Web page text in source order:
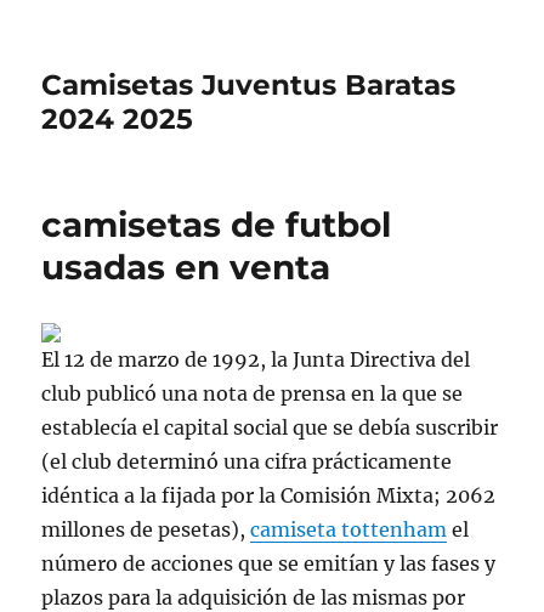
Camisetas Juventus Baratas
2024 2025
camisetas de futbol
usadas en venta
El 12 de marzo de 1992, la Junta Directiva del
club publicó una nota de prensa en la que se
establecía el capital social que se debía suscribir
(el club determinó una cifra prácticamente
idéntica a la fijada por la Comisión Mixta; 2062
millones de pesetas),camiseta tottenham el
número de acciones que se emitían y las fases y
plazos para la adquisición de las mismas por